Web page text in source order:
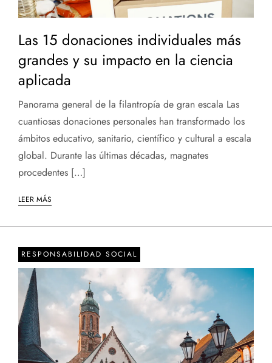
Las 15 donaciones individuales más
grandes y su impacto en la ciencia
aplicada
Panorama general de la filantropía de gran escala Las
cuantiosas donaciones personales han transformado los
ámbitos educativo, sanitario, científico y cultural a escala
global. Durante las últimas décadas, magnates
procedentes […]
LEER MÁS
RESPONSABILIDAD SOCIAL